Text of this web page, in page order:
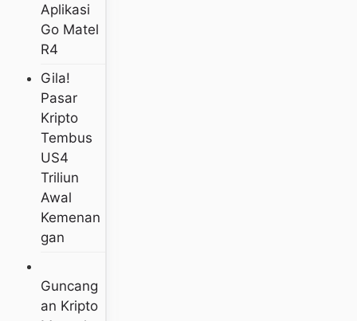
Aplikasi
Go Matel
R4
Gila!
Pasar
Kripto
Tembus
US4
Triliun
Awal
Kemenan
Gan
Guncang
An Kripto